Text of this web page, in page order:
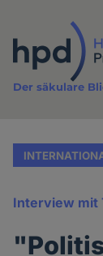
Inhalt
Der säkulare
Interview mit